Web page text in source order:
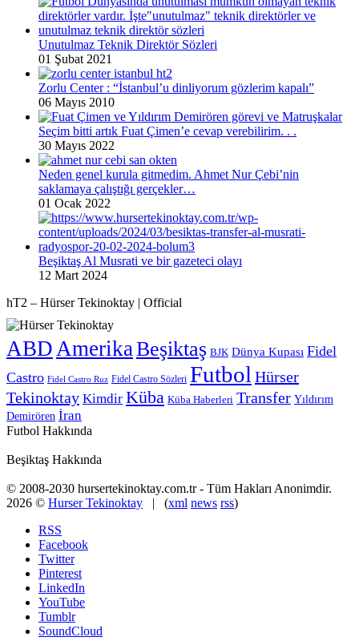
Unutulmaz Teknik Direktör Sözleri
01 Şubat 2021
Zorlu Center : “İstanbul’u dinliyorum gözlerim kapalı”
06 Mayıs 2010
Seçim bitti artık Fuat Çimen’e cevap verebilirim. . .
30 Mayıs 2022
Neden genel kurula gitmedim. Ahmet Nur Çebi’nin
saklamaya çalıştığı gerçekler…
01 Ocak 2022
Beşiktaş Al Musrati ve bir gazeteci olayı
12 Mart 2024
hT2 – Hürser Tekinoktay | Official
ABD Amerika Beşiktaş BJK Dünya Kupası Fidel
Castro Fidel Castro Ruz Fidel Castro Sözleri Futbol Hürser
Tekinoktay Kimdir Küba Küba Haberleri Transfer Yıldırım
Demirören İran
Futbol Hakkında
Beşiktaş Hakkında
© 2008-2030 hursertekinoktay.com.tr - Tüm Hakları Anonimdir.
2026 © Hurser Tekinoktay | (xml news rss)
RSS
Facebook
Twitter
Pinterest
LinkedIn
YouTube
Tumblr
SoundCloud